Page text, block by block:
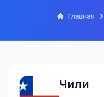
Главная
Чили